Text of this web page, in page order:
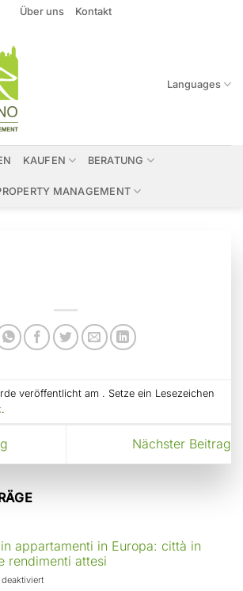
Über uns Kontakt
Languages
KAUFEN BERATUNG
MANAGEMENT
veröffentlicht am . Setze ein Lesezeichen
.
Nächster Beitrag
appartamenti in Europa: città in
rendimenti attesi
für